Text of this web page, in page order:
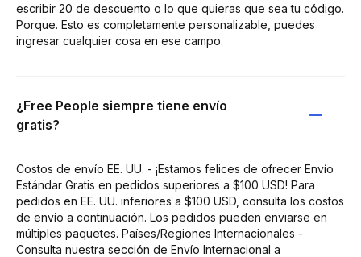
escribir 20 de descuento o lo que quieras que sea tu código.
Porque. Esto es completamente personalizable, puedes
ingresar cualquier cosa en ese campo.
¿Free People siempre tiene envío
gratis?
Costos de envío EE. UU. - ¡Estamos felices de ofrecer Envío
Estándar Gratis en pedidos superiores a $100 USD! Para
pedidos en EE. UU. inferiores a $100 USD, consulta los costos
de envío a continuación. Los pedidos pueden enviarse en
múltiples paquetes. Países/Regiones Internacionales -
Consulta nuestra sección de Envío Internacional a